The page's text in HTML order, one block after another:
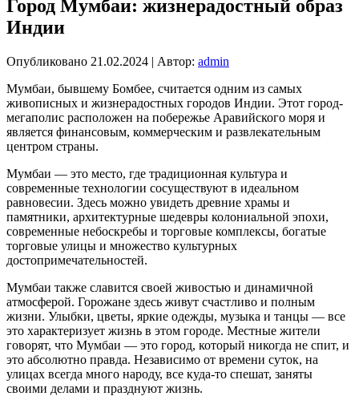
Город Мумбаи: жизнерадостный образ
Индии
Опубликовано 21.02.2024 | Автор: admin
Мумбаи, бывшему Бомбее, считается одним из самых
живописных и жизнерадостных городов Индии. Этот город-
мегаполис расположен на побережье Аравийского моря и
является финансовым, коммерческим и развлекательным
центром страны.
Мумбаи — это место, где традиционная культура и
современные технологии сосуществуют в идеальном
равновесии. Здесь можно увидеть древние храмы и
памятники, архитектурные шедевры колониальной эпохи,
современные небоскребы и торговые комплексы, богатые
торговые улицы и множество культурных
достопримечательностей.
Мумбаи также славится своей живостью и динамичной
атмосферой. Горожане здесь живут счастливо и полным
жизни. Улыбки, цветы, яркие одежды, музыка и танцы — все
это характеризует жизнь в этом городе. Местные жители
говорят, что Мумбаи — это город, который никогда не спит, и
это абсолютно правда. Независимо от времени суток, на
улицах всегда много народу, все куда-то спешат, заняты
своими делами и празднуют жизнь.